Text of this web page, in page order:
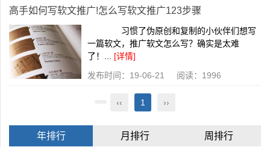
高手如何写软文推广!怎么写软文推广123步骤
习惯了伪原创和复制的小伙伴们想写
一篇软文，推广软文怎么写？确实是太难
了！... [详情]
发布时间：19-06-21 阅读：1996
‹‹ 1 ››
年排行 月排行 周排行